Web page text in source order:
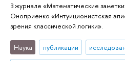
В журнале «Математические
Оноприенко «Интуиционистская
зрения классической логики».
Наука публикации